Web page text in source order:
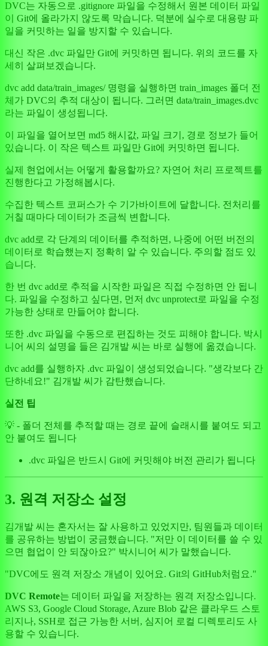
DVC는 자동으로 .gitignore 파일을 수정해서 원본 데이터 파일
이 Git에 올라가지 않도록 막습니다. 덕분에 실수로 대용량 파
일을 커밋하는 일을 방지할 수 있습니다.
대신 작은 .dvc 파일만 Git에 커밋하면 됩니다. 위의 코드를 자
세히 살펴보겠습니다.
dvc add data/train_images/ 명령을 실행하면 train_images 폴더 전
체가 DVC의 추적 대상이 됩니다. 그러면 data/train_images.dvc
라는 파일이 생성됩니다.
이 파일을 열어보면 md5 해시값, 파일 크기, 경로 정보가 들어
있습니다. 이 작은 텍스트 파일만 Git에 커밋하면 됩니다.
실제 현업에서는 어떻게 활용할까요? 자연어 처리 프로젝트를
진행한다고 가정해봅시다.
수집한 텍스트 코퍼스가 수 기가바이트에 달합니다. 전처리를
거칠 때마다 데이터가 조금씩 변합니다.
dvc add로 각 단계의 데이터를 추적하면, 나중에 어떤 버전의
데이터로 학습했는지 정확히 알 수 있습니다. 주의할 점도 있
습니다.
한 번 dvc add로 추적을 시작한 파일은 직접 수정하면 안 됩니
다. 파일을 수정하고 싶다면, 먼저 dvc unprotect로 파일을 수정
가능한 상태로 만들어야 합니다.
또한 .dvc 파일을 수동으로 편집하는 것도 피해야 합니다. 박시
니어 씨의 설명을 들은 김개발 씨는 바로 실행에 옮겼습니다.
dvc add를 실행하자 .dvc 파일이 생성되었습니다. "생각보다 간
단하네요!" 김개발 씨가 감탄했습니다.
실전 팁
💡 - 폴더 전체를 추적할 때는 경로 끝에 슬래시를 붙여도 되고
안 붙여도 됩니다
.dvc 파일은 반드시 Git에 커밋해야 버전 관리가 됩니다
3. 원격 저장소 설정
김개발 씨는 혼자서는 잘 사용하고 있었지만, 팀원들과 데이터
를 공유하는 방법이 궁금했습니다. "저만 이 데이터를 쓸 수 있
으면 협업이 안 되잖아요?" 박시니어 씨가 말했습니다.
"DVC에도 원격 저장소 개념이 있어요. Git의 GitHub처럼요."
DVC Remote는 데이터 파일을 저장하는 원격 저장소입니다.
AWS S3, Google Cloud Storage, Azure Blob 같은 클라우드 스토
리지나, SSH로 접근 가능한 서버, 심지어 로컬 디렉토리도 사
용할 수 있습니다.